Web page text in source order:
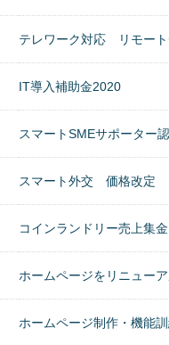
テレワーク対応 リモー
IT導入補助金2020
スマートSMEサポーター
スマート外交 価格改定
コインランドリー売上集
ホームページをリニュー
ホームページ制作・機能